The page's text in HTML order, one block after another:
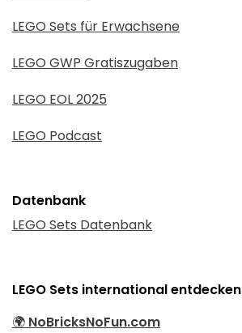
LEGO Sets für Erwachsene
LEGO GWP Gratiszugaben
LEGO EOL 2025
LEGO Podcast
Datenbank
LEGO Sets Datenbank
LEGO Sets international entdecken
🌍 NoBricksNoFun.com